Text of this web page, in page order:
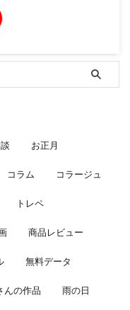
お正月
コラム コラージュ
トレペ
商品レビュー
無料データ
んの作品 雨の日